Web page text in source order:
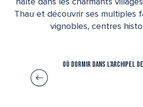
halte dans les charmants
Thau et découvrir ses multiples
vignobles, centres
Où dormir dans l’Archipel